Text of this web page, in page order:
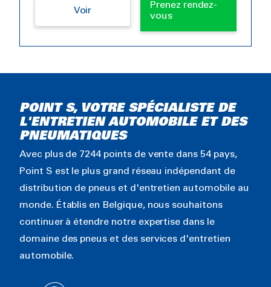
Voir
Prenez rendez-
vous
POINT S, VOTRE SPÉCIALISTE DE
L'ENTRETIEN AUTOMOBILE ET DES
PNEUMATIQUES
Avec plus de 7244 points de vente dans 54 pays,
Point S est le plus grand réseau indépendant de
distribution de pneus et d'entretien automobile au
monde. Établis en Belgique, nous souhaitons
continuer à étendre notre expertise dans le
domaine des pneus et des services d'entretien
automobile.